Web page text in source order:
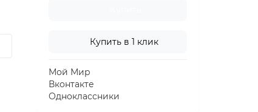
Купить в 1 клик
Мой Мир
Вконтакте
Одноклассники